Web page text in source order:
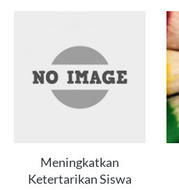
Meningkatkan
Ketertarikan Siswa